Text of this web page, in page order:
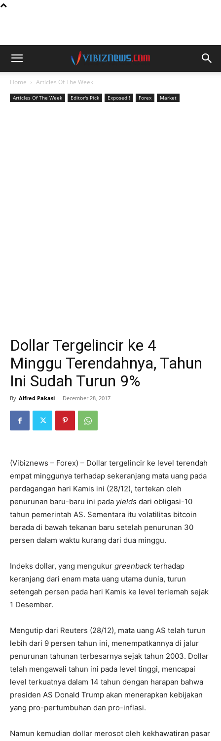
Home Articles Of The Week
Articles Of The Week Editor's Pick Exposed ! Forex Market
Dollar Tergelincir ke 4
Minggu Terendahnya, Tahun
Ini Sudah Turun 9%
By Alfred Pakasi - December 28, 2017
(Vibiznews – Forex) – Dollar tergelincir ke level terendah
empat minggunya terhadap sekeranjang mata uang pada
perdagangan hari Kamis ini (28/12), tertekan oleh
penurunan baru-baru ini pada yields dari obligasi-10
tahun pemerintah AS. Sementara itu volatilitas bitcoin
berada di bawah tekanan baru setelah penurunan 30
persen dalam waktu kurang dari dua minggu.
Indeks dollar, yang mengukur greenback terhadap
keranjang dari enam mata uang utama dunia, turun
setengah persen pada hari Kamis ke level terlemah sejak
1 Desember.
Mengutip dari Reuters (28/12), mata uang AS telah turun
lebih dari 9 persen tahun ini, menempatkannya di jalur
penurunan tahunan terbesarnya sejak tahun 2003. Dollar
telah mengawali tahun ini pada level tinggi, mencapai
level terkuatnya dalam 14 tahun dengan harapan bahwa
presiden AS Donald Trump akan menerapkan kebijakan
yang pro-pertumbuhan dan pro-inflasi.
Namun kemudian dollar merosot oleh kekhawatiran pasar